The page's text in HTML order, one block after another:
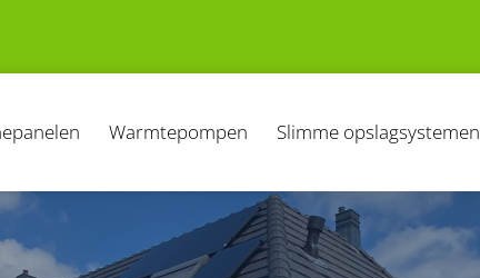
Warmtepompen Slimme opslagsystemen